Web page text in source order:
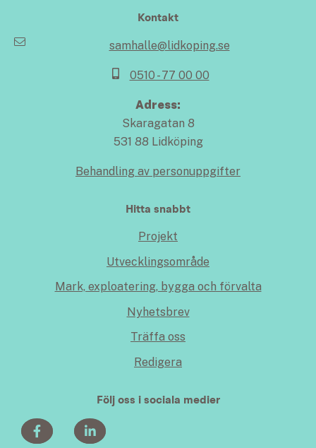
Kontakt
samhalle@lidkoping.se
0510 - 77 00 00
Adress:
Skaragatan 8
531 88 Lidköping
Behandling av personuppgifter
Hitta snabbt
Projekt
Utvecklingsområde
Mark, exploatering, bygga och förvalta
Nyhetsbrev
Träffa oss
Redigera
Följ oss i sociala medier